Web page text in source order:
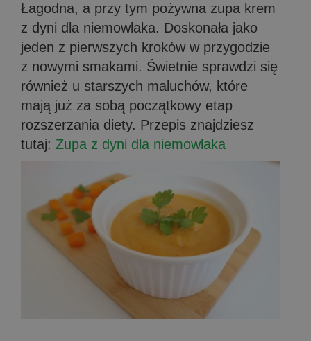
Łagodna, a przy tym pożywna zupa krem
z dyni dla niemowlaka. Doskonała jako
jeden z pierwszych kroków w przygodzie
z nowymi smakami. Świetnie sprawdzi się
również u starszych maluchów, które
mają już za sobą początkowy etap
rozszerzania diety. Przepis znajdziesz
tutaj: Zupa z dyni dla niemowlaka